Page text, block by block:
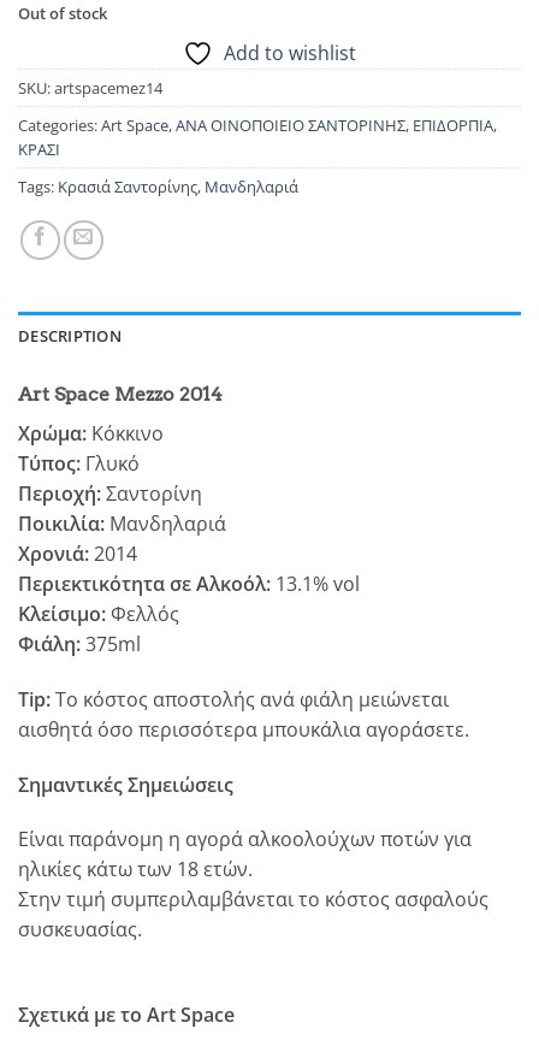
Out of stock
Add to wishlist
SKU:artspacemez14
Categories:Art Space,ΑΝΑ ΟΙΝΟΠΟΙΕΙΟ ΣΑΝΤΟΡΙΝΗΣ, ΕΠΙΔΟΡΠΙΑ,
ΚΡΑΣΙ
Tags: Κρασιά Σαντορίνης, Μανδηλαριά
DESCRIPTION
Art Space Mezzo 2014
Χρώμα: Κόκκινο
Τύπος: Γλυκό
Περιοχή:Σαντορίνη
Ποικιλία: Μανδηλαριά
Χρονιά:2014
Περιεκτικότητα σε Αλκοόλ: 13.1% vol
Κλείσιμο:Φελλός
Φιάλη:375ml
Tip:Το κόστος αποστολής ανά φιάλη μειώνεται
αισθητά όσο περισσότερα μπουκάλια αγοράσετε.
Σημαντικές Σημειώσεις
Είναι παράνομη η αγορά αλκοολούχων ποτών για
ηλικίες κάτω των 18 ετών.
Στην τιμή συμπεριλαμβάνεται το κόστος ασφαλούς
συσκευασίας.
Σχετικά με το Art Space